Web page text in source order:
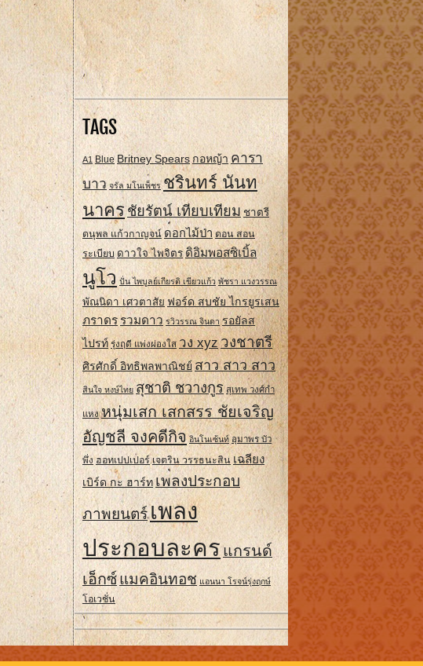
TAGS
A1 Blue Britney Spears กอหญ้า คารา
บาว จรัล มโนเพ็ชร ชรินทร์ นันท
นาคร ชัยรัตน์ เทียบเทียม ชาตรี
ดนุพล แก้วกาญจน์ ดอกไม้ป่า ดอน สอน
ระเบียบ ดาวใจ ไพจิตร ดิอิมพอสซิเบิ้ล
นูโว ปั่น ไพบูลย์เกียรติ เขียวแก้ว พัชรา แวงวรรณ
พัณนิดา เศวตาสัย ฟอร์ด สบชัย ไกรยูรเสน
ภราดรรวมดาว รวิวรรณ จินดา รอยัลส
ไปรท์ รุ่งฤดี แพ่งผ่องใส วง xyzวงชาตรี
ศิรศักดิ์ อิทธิพลพาณิชย์ สาว สาว สาว
สินใจ หงษ์ไทย สุชาติ ชวางกูร สุเทพ วงศ์กํา
แหง หนุ่มเสก เสกสรร ชัยเจริญ
อัญชลี จงคดีกิจ อินโนเซ้นท์ อุมาพร บัว
พึ่ง ฮอทเปปเปอร์ เจตริน วรรธนะสิน เฉลียง
เบิร์ด กะ ฮาร์ทเพลงประกอบ
ภาพยนตร์เพลง
ประกอบละครแกรนด์
เอ็กซ์แมคอินทอช แอนนา โรจน์รุ่งฤกษ์
โอเวชั่น